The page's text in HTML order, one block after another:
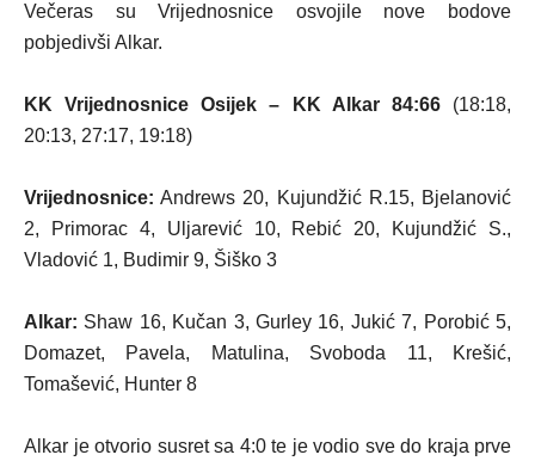
Večeras su Vrijednosnice osvojile nove bodove
pobjedivši Alkar.
KK Vrijednosnice Osijek – KK Alkar 84:66(18:18,
20:13, 27:17, 19:18)
Vrijednosnice: Andrews 20, Kujundžić R.15, Bjelanović
2, Primorac 4, Uljarević 10, Rebić 20, Kujundžić S.,
Vladović 1, Budimir 9, Šiško 3
Alkar: Shaw 16, Kučan 3, Gurley 16, Jukić 7, Porobić 5,
Domazet, Pavela, Matulina, Svoboda 11, Krešić,
Tomašević, Hunter 8
Alkar je otvorio susret sa 4:0 te je vodio sve do kraja prve